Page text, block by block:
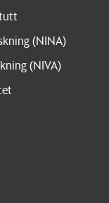
(NINA)
(NIVA)